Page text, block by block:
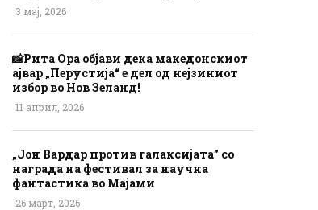
3 мај, 2026
📸Рита Ора објави дека македонскиот
ајвар „Перустија“ е дел од нејзиниот
избор во Нов Зеланд!
11 април, 2026
„Јон Вардар против галаксијата” со
награда на фестивал за научна
фантастика во Мајами
26 март, 2026